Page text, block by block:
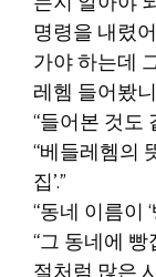
명령을 내렸
가야 하는데
레헴 들어봤니
“들어본 것도
“베들레헴의
집’.”
“동네 이름이
“그 동네에